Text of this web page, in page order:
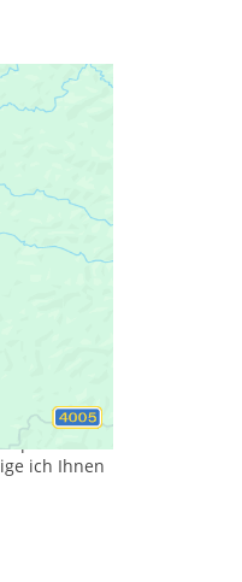
ich Ihnen